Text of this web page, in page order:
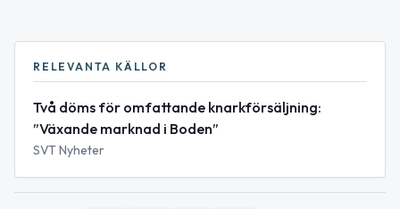
RELEVANTA KÄLLOR
Två döms för omfattande knarkförsäljning:
”Växande marknad i Boden”
SVT Nyheter